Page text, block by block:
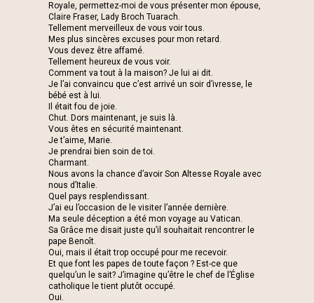
Royale, permettez-moi de vous présenter mon épouse,
Claire Fraser, Lady Broch Tuarach.
Tellement merveilleux de vous voir tous.
Mes plus sincères excuses pour mon retard.
Vous devez être affamé.
Tellement heureux de vous voir.
Comment va tout à la maison? Je lui ai dit.
Je l’ai convaincu que c’est arrivé un soir d’ivresse, le
bébé est à lui.
Il était fou de joie.
Chut. Dors maintenant, je suis là.
Vous êtes en sécurité maintenant.
Je t’aime, Marie.
Je prendrai bien soin de toi.
Charmant.
Nous avons la chance d’avoir Son Altesse Royale avec
nous d’Italie.
Quel pays resplendissant.
J’ai eu l’occasion de le visiter l’année dernière.
Ma seule déception a été mon voyage au Vatican.
Sa Grâce me disait juste qu’il souhaitait rencontrer le
pape Benoît.
Oui, mais il était trop occupé pour me recevoir.
Et que font les papes de toute façon ? Est-ce que
quelqu’un le sait? J’imagine qu’être le chef de l’Église
catholique le tient plutôt occupé.
Oui.